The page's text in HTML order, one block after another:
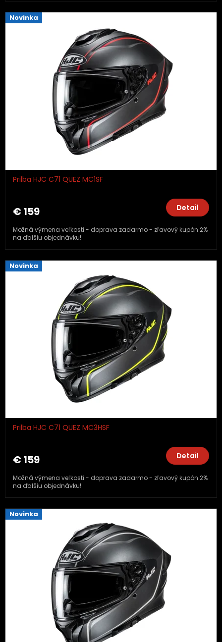
Novinka
Prilba HJC C71 QUEZ MC1SF
€ 159 Detail
Možná výmena veľkosti - doprava zadarmo - zľavový kupón 2%
na ďalšiu objednávku!
Novinka
Prilba HJC C71 QUEZ MC3HSF
€ 159 Detail
Možná výmena veľkosti - doprava zadarmo - zľavový kupón 2%
na ďalšiu objednávku!
Novinka